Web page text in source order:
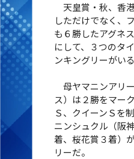
天皇賞・秋、香
しただけでなく、
も６勝したアグネ
にして、３つのタ
ンキングリーがいる
母ヤマニンアリ
ス）は２勝をマー
Ｓ、クイーンＳを
ニンシュクル（阪
着、桜花賞３着）
リーだ。